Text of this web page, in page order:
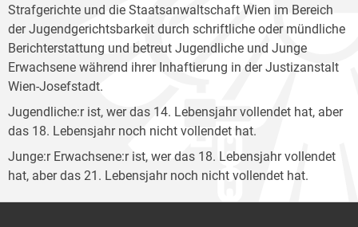
Strafgerichte und die Staatsanwaltschaft Wien im Bereich
der Jugendgerichtsbarkeit durch schriftliche oder mündliche
Berichterstattung und betreut Jugendliche und Junge
Erwachsene während ihrer Inhaftierung in der Justizanstalt
Wien-Josefstadt.
Jugendliche:r ist, wer das 14. Lebensjahr vollendet hat, aber
das 18. Lebensjahr noch nicht vollendet hat.
Junge:r Erwachsene:r ist, wer das 18. Lebensjahr vollendet
hat, aber das 21. Lebensjahr noch nicht vollendet hat.